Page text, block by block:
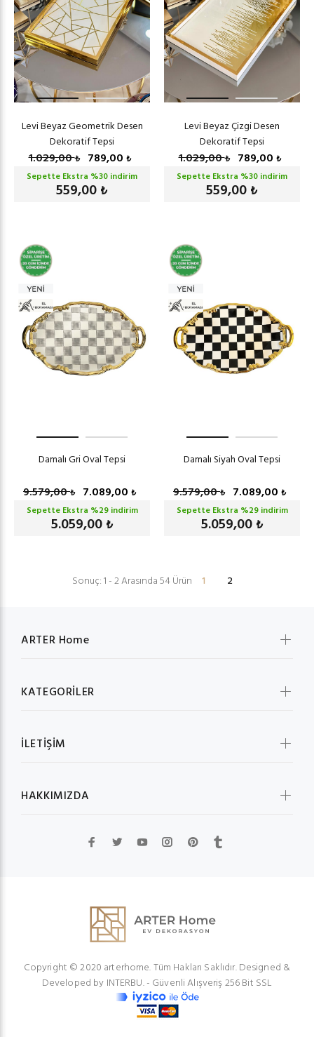
Levi Beyaz Geometrik Desen
Dekoratif Tepsi
1.029,00₺ 789,00 ₺
Sepette Ekstra %30 indirim
559,00 ₺
Levi Beyaz Çizgi Desen
Dekoratif Tepsi
1.029,00₺ 789,00 ₺
Sepette Ekstra %30 indirim
559,00 ₺
Damalı Gri Oval Tepsi
9.579,00₺ 7.089,00 ₺
Sepette Ekstra %29indirim
5.059,00 ₺
Damalı Siyah Oval Tepsi
9.579,00₺ 7.089,00 ₺
Sepette Ekstra %29indirim
5.059,00 ₺
Sonuç: 1 - 2 Arasında 54 Ürün 1 2
ARTER Home
KATEGORİLER
İLETİŞİM
HAKKIMIZDA
Copyright © 2020 arterhome. Tüm Hakları Saklıdır. Designed &
Developed by INTERBU.- Güvenli Alışveriş 256 Bit SSL